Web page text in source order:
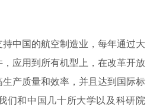
中国的航空制造业，每年通过大
应用到所有机型上，在改革开放
产质量和效率，并且达到国际标
们和中国几十所大学以及科研院